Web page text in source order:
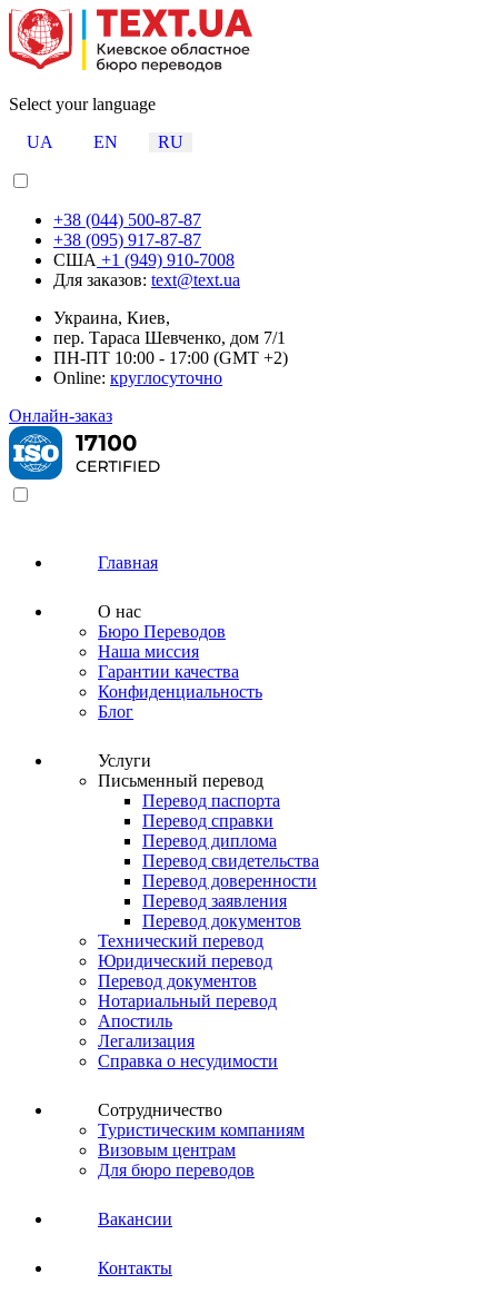
Select your language
UA
EN RU
+38 (044) 500-87-87
+38 (095) 917-87-87
США +1 (949) 910-7008
Для заказов: text@text.ua
Украина, Киев,
пер. Тараса Шевченко, дом 7/1
ПН-ПТ 10:00 - 17:00 (GMT +2)
Online: круглосуточно
Онлайн-заказ
Главная
О нас
Бюро Переводов
Наша миссия
Гарантии качества
Конфиденциальность
Блог
Услуги
Письменный перевод
Перевод паспорта
Перевод справки
Перевод диплома
Перевод свидетельства
Перевод доверенности
Перевод заявления
Перевод документов
Технический перевод
Юридический перевод
Перевод документов
Нотариальный перевод
Апостиль
Легализация
Справка о несудимости
Сотрудничество
Туристическим компаниям
Визовым центрам
Для бюро переводов
Вакансии
Контакты